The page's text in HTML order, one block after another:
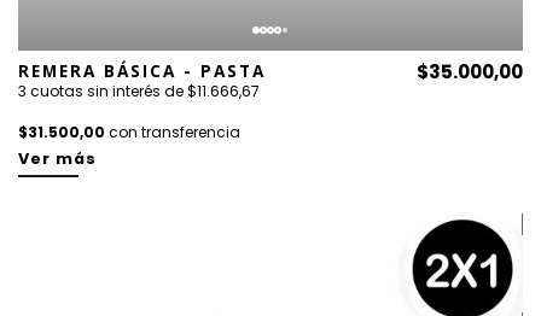
REMERA BÁSICA - PASTA
3 cuotas sin interés de $11.666,67
$31.500,00 con transferencia
$35.000,00
Ver más